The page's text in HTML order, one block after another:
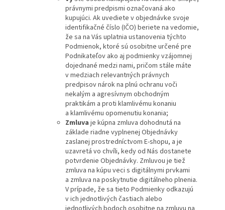
právnymi predpismi označovaná ako
kupujúci. Ak uvediete v objednávke svoje
identifikačné číslo (IČO) beriete na vedomie,
že sa na Vás uplatnia ustanovenia týchto
Podmienok, ktoré sú osobitne určené pre
Podnikateľov ako aj podmienky vzájomnej
dojednané medzi nami, pričom stále máte
v medziach relevantných právnych
predpisov nárok na plnú ochranu voči
nekalým a agresívnym obchodným
praktikám a proti klamlivému konaniu
a klamlivému opomenutiu konania;
Zmluva je kúpna zmluva dohodnutá na
základe riadne vyplnenej Objednávky
zaslanej prostredníctvom E‑shopu, a je
uzavretá vo chvíli, kedy od Nás dostanete
potvrdenie Objednávky. Zmluvou je tiež
zmluva na kúpu veci s digitálnymi prvkami
a zmluva na poskytnutie digitálneho plnenia.
V prípade, že sa tieto Podmienky odkazujú
v ich jednotlivých častiach alebo